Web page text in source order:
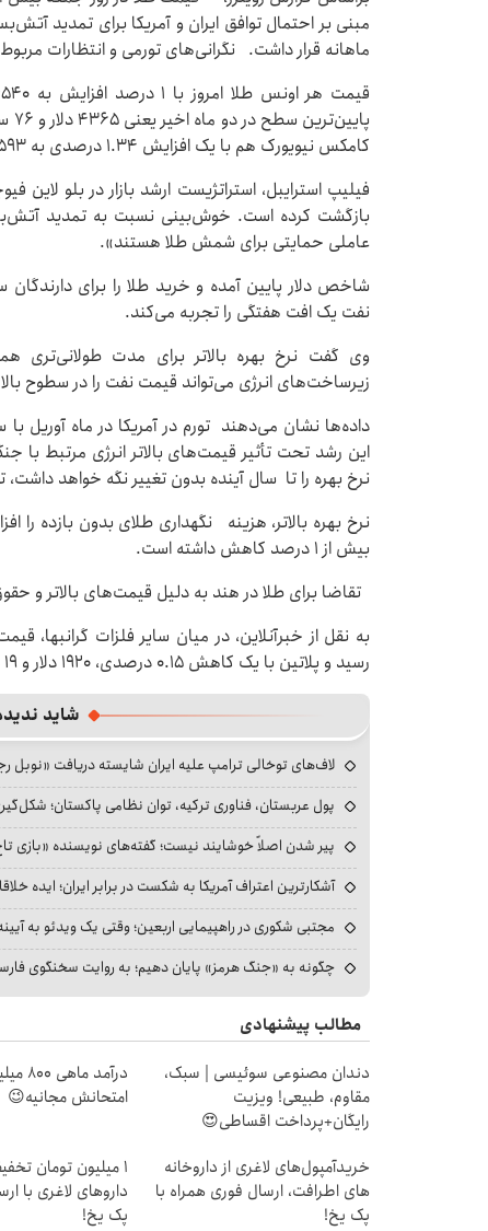
مبنی بر احتمال توافق ایران و آمریکا برای تمدید
ماهانه قرار داشت. نگرانی‌های تورمی و انتظارات
کامکس نیویورک هم با یک افزایش ۱.۳۴ درصدی به ۴۵۹۳ دلار رسیده است.
فیلیپ استرایبل، استراتژیست ارشد بازار در بلو
بازگشت کرده است. خوش‌بینی نسبت به تمدید
عاملی حمایتی برای شمش طلا هستند».
شاخص دلار پایین آمده و خرید طلا را برای
نفت یک افت هفتگی را تجربه می‌کند.
وی گفت نرخ بهره بالاتر برای مدت طولانی‌تری
زیرساخت‌های انرژی می‌تواند قیمت نفت را در سطوح بالا
داده‌ها نشان می‌دهند تورم در آمریکا در ماه آوریل
این رشد تحت تأثیر قیمت‌های بالاتر انرژی مرتبط با
نرخ بهره را تا سال آینده بدون تغییر نگه خواهد
نرخ بهره بالاتر، هزینه نگهداری طلای بدون بازده
بیش از ۱ درصد کاهش داشته است.
تقاضا برای طلا در هند به دلیل قیمت‌های بالاتر و
رسید و پلاتین با یک کاهش ۰.۱۵ درصدی، ۱۹۲۰ دلار و ۱۹ سنت معامله می‌شود.
شاید
لاف‌های توخالی ترامپ علیه ایران شایسته دریافت
پول عربستان، فناوری ترکیه، توان نظامی پاکستان؛
پیر شدن اصلاً خوشایند نیست؛ گفته‌های نویسنده «بازی
آشکارترین اعتراف آمریکا به شکست در برابر ایران؛ ایده
مجتبی شکوری در راهپیمایی اربعین؛ وقتی یک ویدئو به
چگونه به «جنگ هرمز» پایان دهیم؛ به روایت سخنگوی
مطالب پیشنهادی
دندان مصنوعی سوئیسی | سبک،
مقاوم، طبیعی! ویزیت
رایگان+پرداخت اقساطی😍
امتحانش مجانیه😉
خریدآمپول‌های لاغری از داروخانه
های اطرافت، ارسال فوری همراه با
پک یخ!
1 میلیون تومان
داروهای لاغری با
پک یخ!